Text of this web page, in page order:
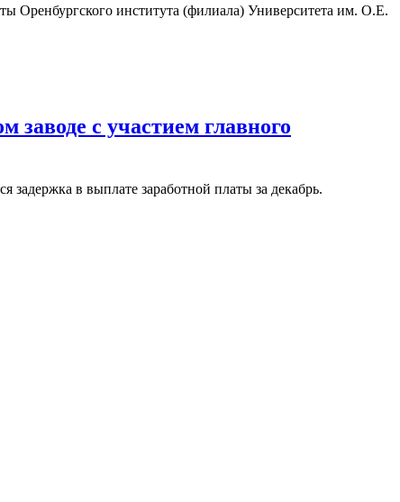
Оренбургского института (филиала) Университета им. О.Е.
с участием главного
в выплате заработной платы за декабрь.